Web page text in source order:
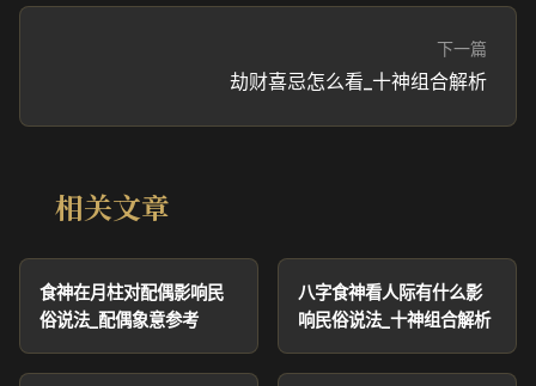
下一篇
劫财喜忌怎么看_十神组合解析
相关文章
食神在月柱对配偶影响民
俗说法_配偶象意参考
八字食神看人际有什么影
响民俗说法_十神组合解析